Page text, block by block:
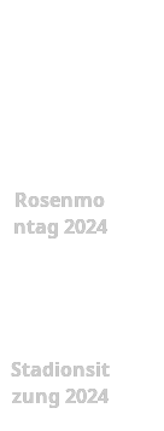
Rosenmo
ntag 2024
Stadionsit
zung 2024